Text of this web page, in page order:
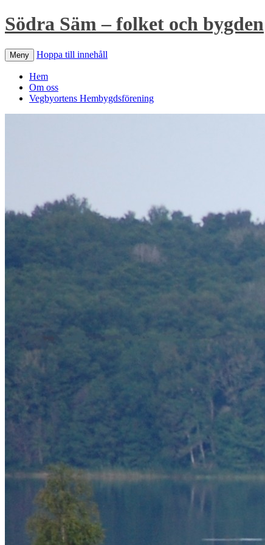
Södra Säm – folket och bygden
Meny Hoppa till innehåll
Hem
Om oss
Vegbyortens Hembygdsförening